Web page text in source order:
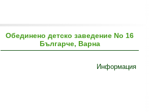
Обединено детско заведение Nо 16
Българче, Варна
Информация